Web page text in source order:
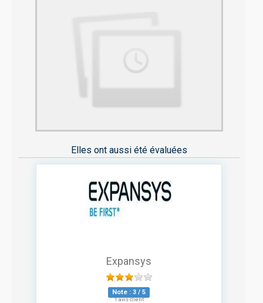
Elles ont aussi été évaluées
Expansys
Note : 3 / 5
1 avis client